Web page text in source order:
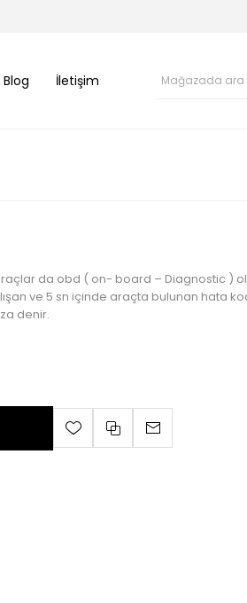
Blog İletişim
da obd ( on- board – Diagnostic )
ve 5 sn içinde araçta bulunan hata
denir.